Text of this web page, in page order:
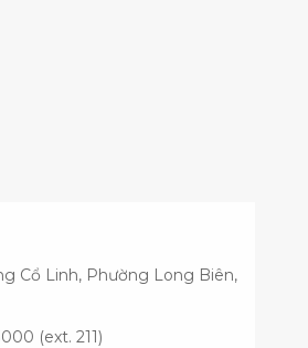
Cổ Linh, Phường Long Biên,
(ext. 211)